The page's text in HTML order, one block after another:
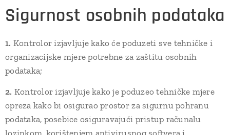
Sigurnost osobnih podataka
1. Kontrolor izjavljuje kako će poduzeti sve tehničke i
organizacijske mjere potrebne za zaštitu osobnih
podataka;
2. Kontrolor izjavljuje kako je poduzeo tehničke mjere
opreza kako bi osigurao prostor za sigurnu pohranu
podataka, posebice osiguravajući pristup računalu
lozinkom, korištenjem antivirusnog softvera i